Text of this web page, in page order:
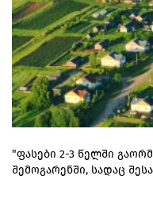
"ფასები 2-3 წელში
შემოგარენში, სადაც